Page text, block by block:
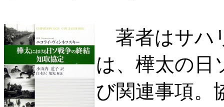
著者はサハ
は、樺太の日
び関連事項。